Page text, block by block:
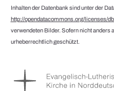
Inhalten der Datenbank sind unter der
http://opendatacommons.org/licenses/
verwendeten Bilder. Sofern nicht anders
urheberrechtlich geschützt.